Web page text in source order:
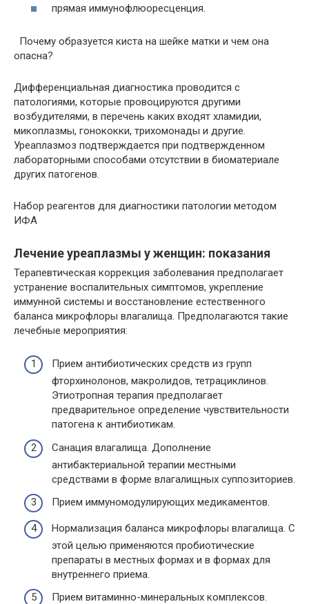
прямая иммунофлюоресценция.
Почему образуется киста на шейке матки и чем она
опасна?
Дифференциальная диагностика проводится с
патологиями, которые провоцируются другими
возбудителями, в перечень каких входят хламидии,
микоплазмы, гонококки, трихомонады и другие.
Уреаплазмоз подтверждается при подтвержденном
лабораторными способами отсутствии в биоматериале
других патогенов.
Набор реагентов для диагностики патологии методом
ИФА
Лечение уреаплазмы у женщин: показания
Терапевтическая коррекция заболевания предполагает
устранение воспалительных симптомов, укрепление
иммунной системы и восстановление естественного
баланса микрофлоры влагалища. Предполагаются такие
лечебные мероприятия:
Прием антибиотических средств из групп
фторхинолонов, макролидов, тетрациклинов.
Этиотропная терапия предполагает
предварительное определение чувствительности
патогена к антибиотикам.
Санация влагалища. Дополнение
антибактериальной терапии местными
средствами в форме влагалищных суппозиториев.
Прием иммуномодулирующих медикаментов.
Нормализация баланса микрофлоры влагалища. С
этой целью применяются пробиотические
препараты в местных формах и в формах для
внутреннего приема.
Прием витаминно-минеральных комплексов.